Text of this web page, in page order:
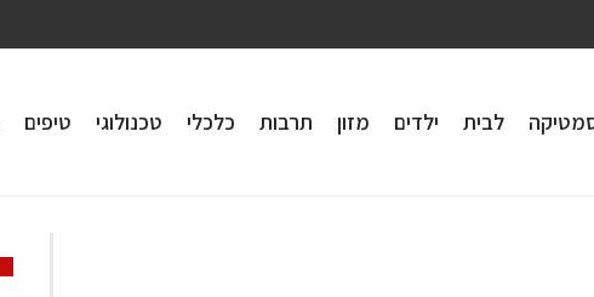
לבית ילדים מזון תרבות כלכלי טכנולוגי טיפים